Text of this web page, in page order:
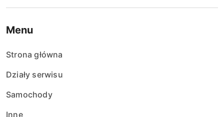
Menu
Strona główna
Działy serwisu
Samochody
Inne